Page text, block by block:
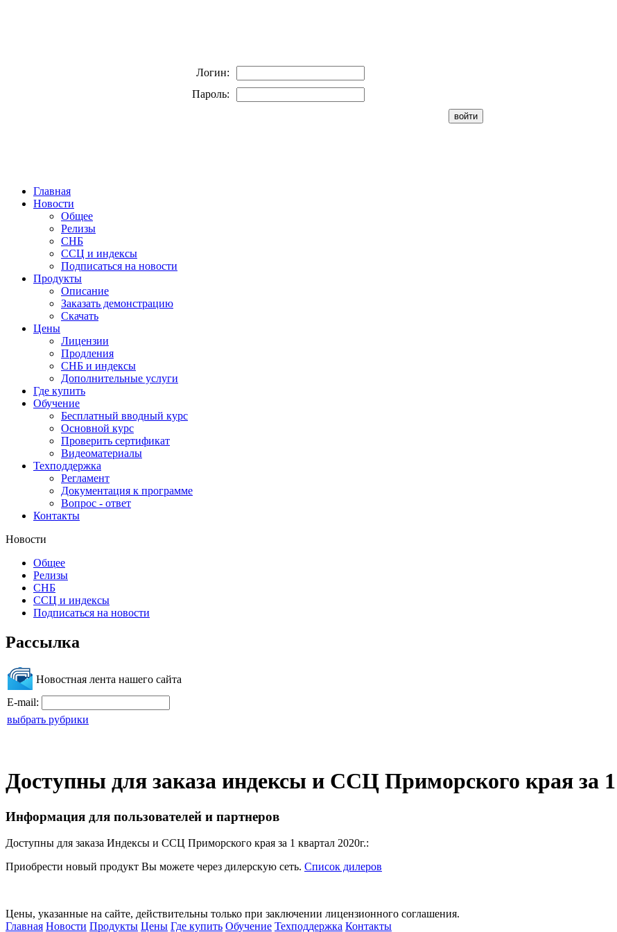
Логин:
Пароль:
Главная
Новости
Общее
Релизы
СНБ
ССЦ и индексы
Подписаться на новости
Продукты
Описание
Заказать демонстрацию
Скачать
Цены
Лицензии
Продления
СНБ и индексы
Дополнительные услуги
Где купить
Обучение
Бесплатный вводный курс
Основной курс
Проверить сертификат
Видеоматериалы
Техподдержка
Регламент
Документация к программе
Вопрос - ответ
Контакты
Новости
Общее
Релизы
СНБ
ССЦ и индексы
Подписаться на новости
Рассылка
Новостная лента нашего сайта
E-mail:
выбрать рубрики
Доступны для заказа индексы и ССЦ Приморского края за 1
Информация для пользователей и партнеров
Доступны для заказа Индексы и ССЦ Приморского края за 1 квартал 2020г.:
Приобрести новый продукт Вы можете через дилерскую сеть. Список дилеров
Цены, указанные на сайте, действительны только при заключении лицензионного соглашения.
Главная Новости Продукты Цены Где купить Обучение Техподдержка Контакты